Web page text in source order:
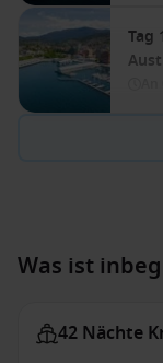
Tag
Was ist
42 Nächte